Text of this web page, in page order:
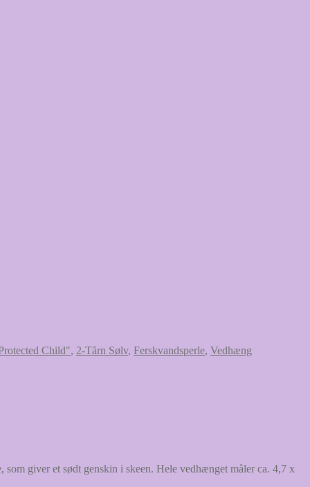
Child", 2-Tårn Sølv, Ferskvandsperle, Vedhæng
som giver et sødt genskin i skeen. Hele vedhænget måler ca. 4,7 x